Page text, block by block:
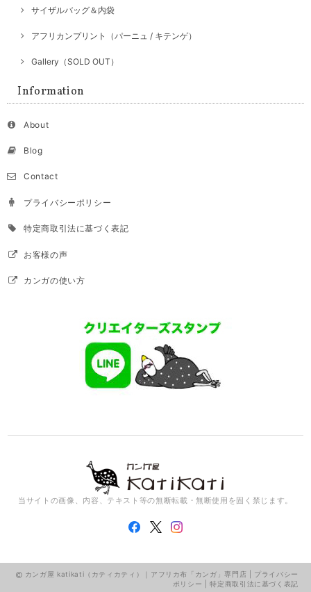
サイザルバッグ＆内袋
アフリカンプリント（パーニュ / キテンゲ）
Gallery（SOLD OUT）
Information
About
Blog
Contact
プライバシーポリシー
特定商取引法に基づく表記
お客様の声
カンガの使い方
当サイトの画像、内容、テキスト等の無断転載・無断使用を固く禁じます。
カンガ屋 katikati（カティカティ）｜アフリカ布「カンガ」専門店 | プライバシー
ポリシー
|特定商取引法に基づく表記